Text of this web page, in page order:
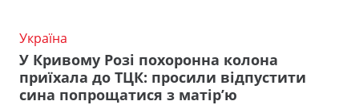
Україна
У Кривому Розі похоронна колона
приїхала до ТЦК: просили відпустити
сина попрощатися з матір’ю